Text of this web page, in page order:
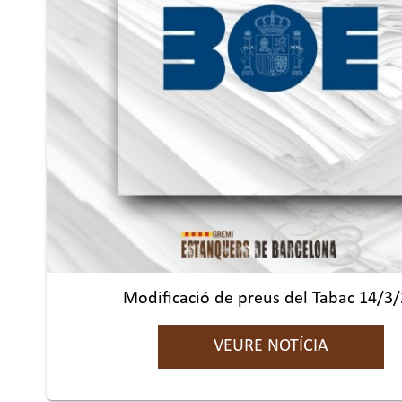
Modificació de preus del Tabac 14/
VEURE NOTÍCIA